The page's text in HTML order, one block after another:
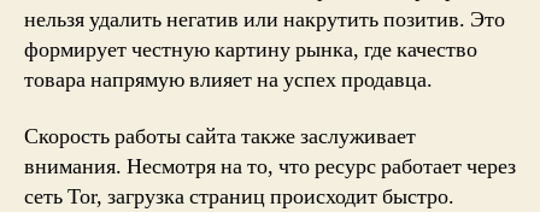
нельзя удалить негатив или накрутить позитив. Это
формирует честную картину рынка, где качество
товара напрямую влияет на успех продавца.
Скорость работы сайта также заслуживает
внимания. Несмотря на то, что ресурс работает через
сеть Tor, загрузка страниц происходит быстро.